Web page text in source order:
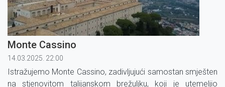
Monte Cassino
14.03.2025. 22:00
Istražujemo Monte Cassino, zadivljujući samostan smješten
na stjenovitom talijanskom brežuljku, koji je utemeljio